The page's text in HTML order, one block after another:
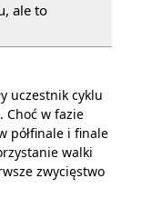
ale to
uczestnik cyklu
Choć w fazie
półfinale i finale
walki
zwycięstwo